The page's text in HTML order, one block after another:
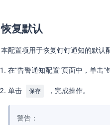
恢复默认
本配置项用于恢复钉钉通知的默认
在“告警通知配置”页面中，单击“
单击 保存 ，完成操作。
警告：